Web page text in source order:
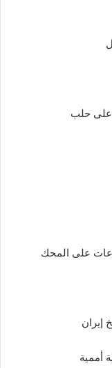
على حلب
على المحك
إيران
أممية